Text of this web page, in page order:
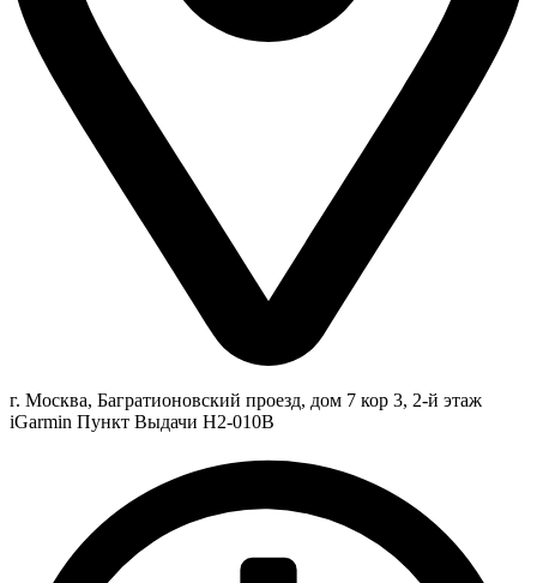
г. Москва, Багратионовский проезд, дом 7 кор 3, 2-й этаж
iGarmin Пункт Выдачи Н2-010В